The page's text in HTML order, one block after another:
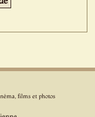
films et photos